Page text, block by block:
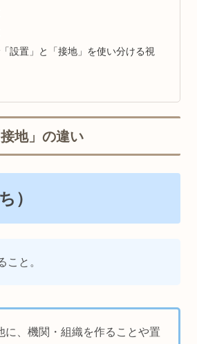
設置」と「接地」を使い分ける視
接地」の違い
）
こと。
に、機関・組織を作ることや置